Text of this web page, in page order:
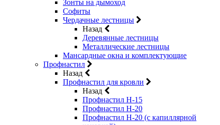
Зонты на дымоход
Софиты
Чердачные лестницы
Назад
Деревянные лестницы
Металлические лестницы
Мансардные окна и комплектующие
Профнастил
Назад
Профнастил для кровли
Назад
Профнастил Н-15
Профнастил Н-20
Профнастил Н-20 (с капиллярной